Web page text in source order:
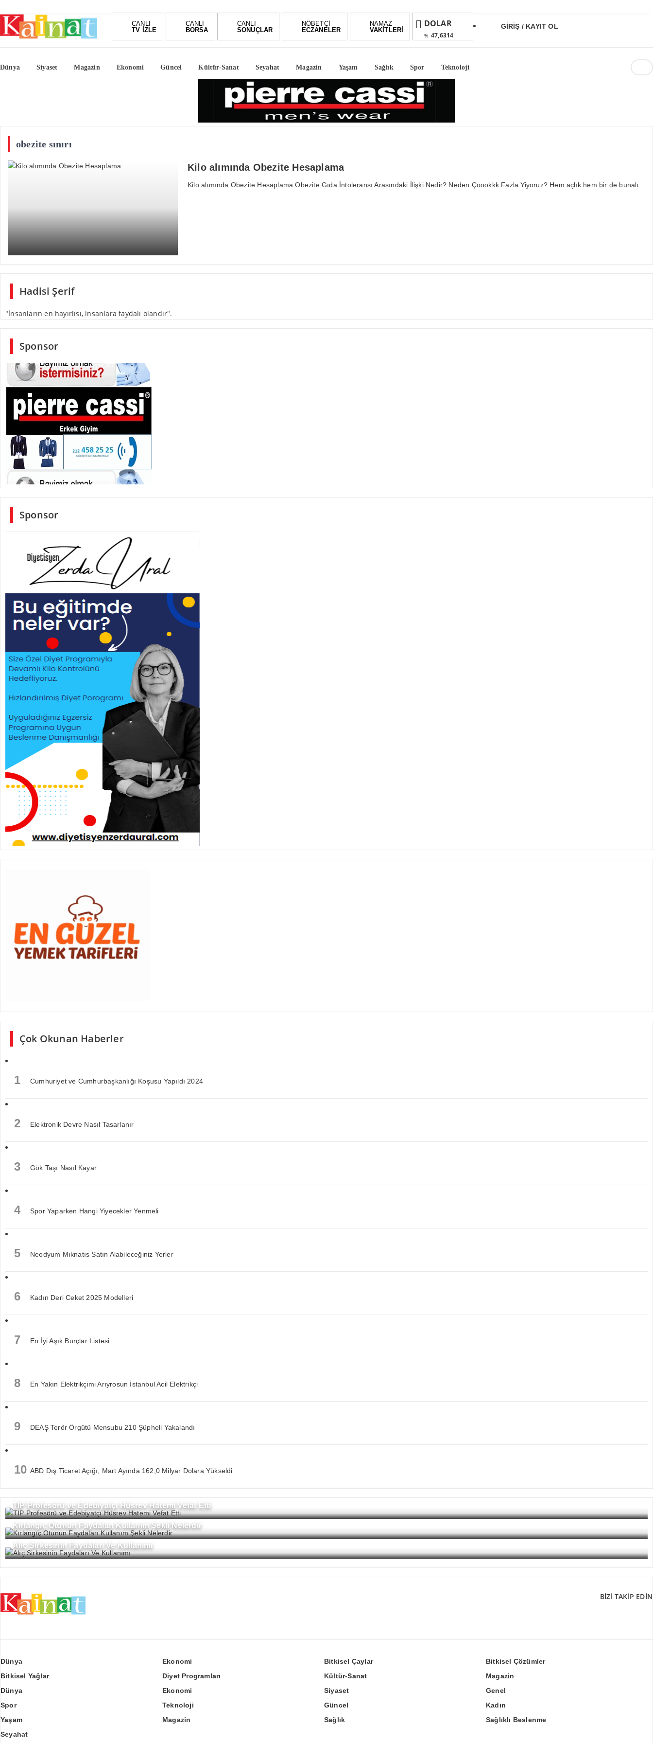
CANLI
TV İZLE
CANLI
BORSA
CANLI
SONUÇLAR
NÖBETÇİ
ECZANELER
NAMAZ
VAKİTLERİ
DOLAR
% 47,6314
54,8407
ALTIN
BIST
GİRİŞ / KAYIT OL
Dünya Siyaset Magazin Ekonomi Güncel Kültür-Sanat Seyahat Magazin Yaşam Sağlık Spor Teknoloji
obezite sınırı
Kilo alımında Obezite Hesaplama
Kilo alımında Obezite Hesaplama Obezite Gıda İntoleransı Arasındaki İlişki Nedir? Neden Çoookkk Fazla Yiyoruz? Hem açlık hem bir de bunalı...
Hadisi Şerif
"İnsanların en hayırlısı, insanlara faydalı olandır".
Sponsor
Sponsor
Çok Okunan Haberler
1 Cumhuriyet ve Cumhurbaşkanlığı Koşusu Yapıldı 2024
2 Elektronik Devre Nasıl Tasarlanır
3 Gök Taşı Nasıl Kayar
4 Spor Yaparken Hangi Yiyecekler Yenmeli
5 Neodyum Mıknatıs Satın Alabileceğiniz Yerler
6 Kadın Deri Ceket 2025 Modelleri
7 En İyi Aşık Burçlar Listesi
8 En Yakın Elektrikçimi Arıyrosun İstanbul Acil Elektrikçi
9 DEAŞ Terör Örgütü Mensubu 210 Şüpheli Yakalandı
10 ABD Dış Ticaret Açığı, Mart Ayında 162,0 Milyar Dolara Yükseldi
TIP Profesörü ve Edebiyatçı Hüsrev Hatemi Vefat Etti
Kırlangıç Otunun Faydaları Kullanım Şekli Nelerdir
Alıç Sirkesinin Faydaları Ve Kullanımı
BİZİ TAKİP EDİN
Dünya Ekonomi Bitkisel Çaylar
Bitkisel Çözümler
Bitkisel Yağlar
Diyet Programları Kültür-Sanat
Magazin
Dünya
Ekonomi Siyaset
Genel
Spor
Teknoloji Güncel
Kadın
Yaşam
Magazin Sağlık
Sağlıklı Beslenme
Seyahat